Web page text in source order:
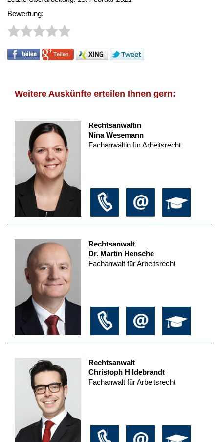
Bewertung:
Weitere Auskünfte erteilen Ihnen gern:
Rechtsanwältin
Nina Wesemann
Fachanwältin für Arbeitsrecht
Rechtsanwalt
Dr. Martin Hensche
Fachanwalt für Arbeitsrecht
Rechtsanwalt
Christoph Hildebrandt
Fachanwalt für Arbeitsrecht